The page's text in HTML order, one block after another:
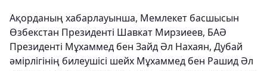
Ақорданың хабарлауынша, Мемлекет басшысын
Өзбекстан Президенті Шавкат Мирзиеев, БАӘ
Президенті Мұхаммед бен Зайд Әл Нахаян, Дубай
әмірлігінің билеушісі шейх Мұхаммед бен Рашид Әл